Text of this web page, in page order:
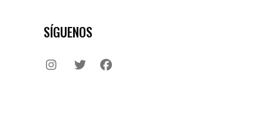
SÍGUENOS